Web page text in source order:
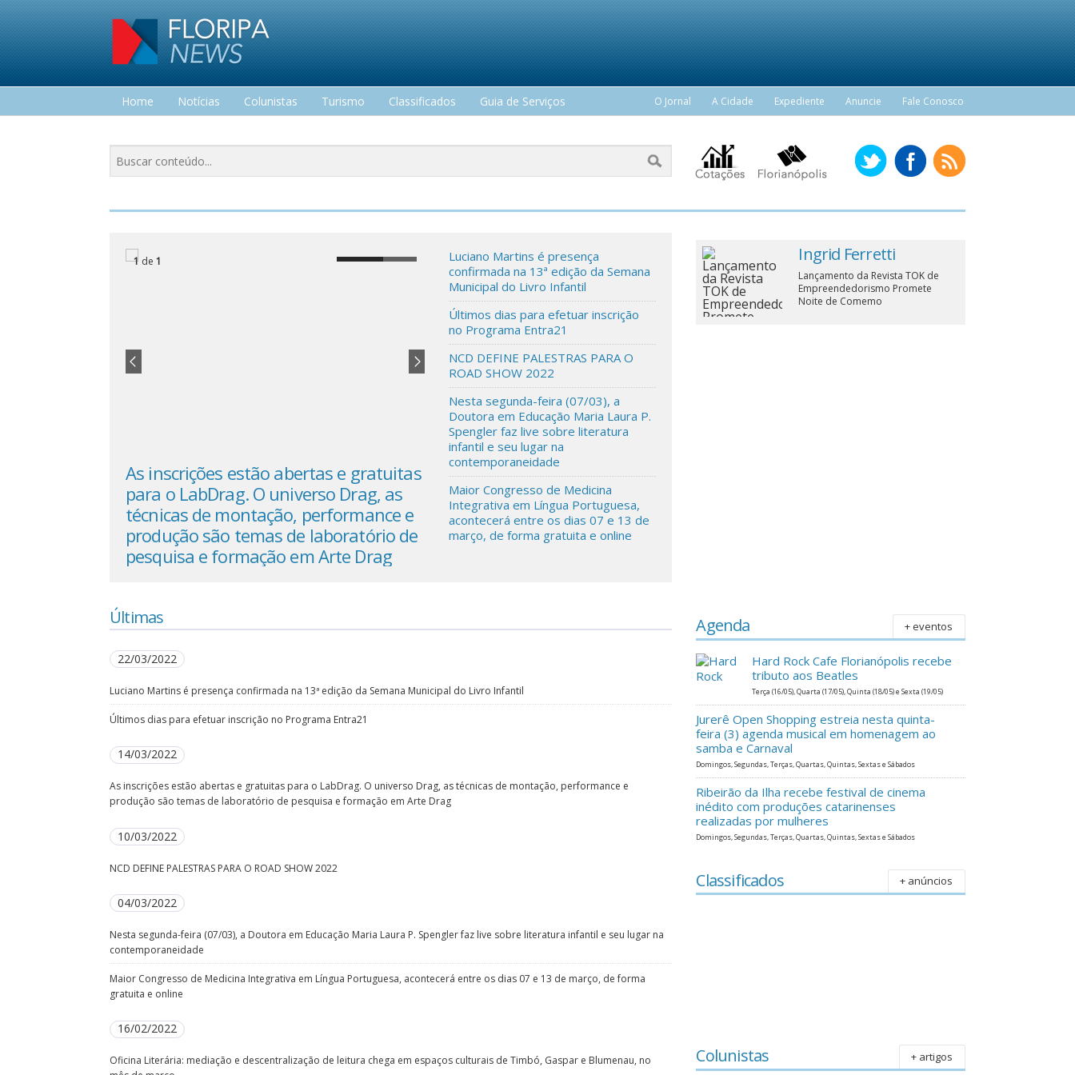
Home Notícias Colunistas Turismo Classificados
Guia de Serviços
O Jornal A Cidade Expediente Anuncie Fale Conosco
As inscrições estão abertas e gratuitas
para o LabDrag. O universo Drag, as
técnicas de montação, performance e
produção são temas de laboratório de
pesquisa e formação em Arte Drag
As inscrições estão abertas e gratuitas
para o LabDrag. O universo Drag, as
técnicas de montação, performance e
produção são temas de laboratório de
1 de1
Luciano Martins é presença
confirmada na 13ª edição da Semana
Municipal do Livro Infantil
Últimos dias para efetuar inscrição
no Programa Entra21
NCD DEFINE PALESTRAS PARA O
ROAD SHOW 2022
Nesta segunda-feira (07/03), a
Doutora em Educação Maria Laura P.
Spengler faz live sobre literatura
infantil e seu lugar na
contemporaneidade
Maior Congresso de Medicina
Integrativa em Língua Portuguesa,
acontecerá entre os dias 07 e 13 de
março, de forma gratuita e online
Ingrid Ferretti
Lançamento da Revista TOK de
Empreendedorismo Promete
Noite de Comemo
Últimas
22/03/2022
Luciano Martins é presença confirmada na 13ª edição da Semana Municipal do Livro Infantil
Últimos dias para efetuar inscrição no Programa Entra21
14/03/2022
As inscrições estão abertas e gratuitas para o LabDrag. O universo Drag, as técnicas de montação, performance e
produção são temas de laboratório de pesquisa e formação em Arte Drag
10/03/2022
NCD DEFINE PALESTRAS PARA O ROAD SHOW 2022
04/03/2022
Nesta segunda-feira (07/03), a Doutora em Educação Maria Laura P. Spengler faz live sobre literatura infantil e seu lugar na
contemporaneidade
Maior Congresso de Medicina Integrativa em Língua Portuguesa, acontecerá entre os dias 07 e 13 de março, de forma
gratuita e online
16/02/2022
Oficina Literária: mediação e descentralização de leitura chega em espaços culturais de Timbó, Gaspar e Blumenau, no
Agenda + eventos
Hard Rock Cafe Florianópolis recebe
tributo aos Beatles
Terça (16/05), Quarta (17/05), Quinta (18/05) e Sexta (19/05)
Jurerê Open Shopping estreia nesta quinta-
feira (3) agenda musical em homenagem ao
samba e Carnaval
Domingos, Segundas, Terças, Quartas, Quintas, Sextas e Sábados
Ribeirão da Ilha recebe festival de cinema
inédito com produções catarinenses
realizadas por mulheres
Domingos, Segundas, Terças, Quartas, Quintas, Sextas e Sábados
Classificados + anúncios
Colunistas + artigos